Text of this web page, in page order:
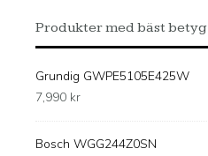
Produkter med bäst betyg
Grundig GWPE5105E425W
7,990 kr
Bosch WGG244Z0SN